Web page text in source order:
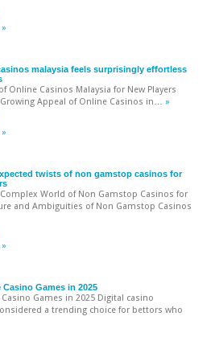
»
malaysia feels surprisingly effortless
Online Casinos Malaysia for New Players
Appeal of Online Casinos in … »
»
twists of non gamstop casinos for
World of Non Gamstop Casinos for
and Ambiguities of Non Gamstop Casinos
»
Games in 2025
Games in 2025 Digital casino
a trending choice for bettors who